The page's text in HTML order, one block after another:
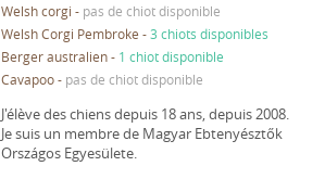
Welsh corgi - pas de chiot disponible
Welsh Corgi Pembroke -3 chiots disponibles
Berger australien- 1 chiot disponible
Cavapoo- pas de chiot disponible
J'élève des chiens depuis 18 ans, depuis 2008.
Je suis un membre de Magyar Ebtenyésztők
Országos Egyesülete.